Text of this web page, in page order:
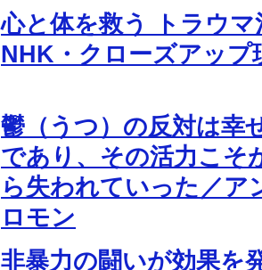
心と体を救う トラウマ
NHK・クローズアップ
鬱（うつ）の反対は幸
であり、その活力こそ
ら失われていった／ア
ロモン
非暴力の闘いが効果を